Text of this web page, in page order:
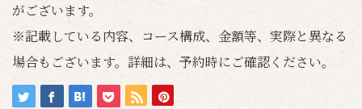
がございます。
※記載している内容、コース構成、金額等、実際と異なる
場合もございます。詳細は、予約時にご確認ください。